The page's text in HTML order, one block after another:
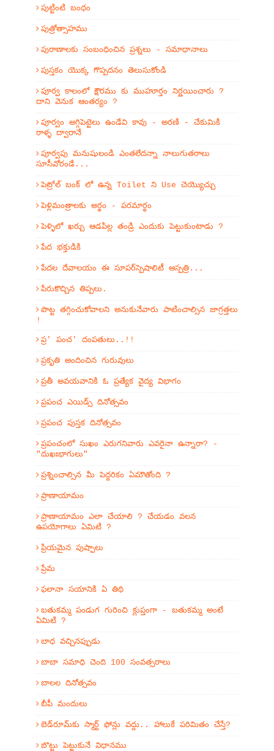
పుట్టింటి బంధం
పుత్రోత్సాహము
పురాణాలకు సంబంధించిన ప్రశ్నలు - సమాధానాలు
పుస్తకం యొక్క గొప్పదనం తెలుసుకోండి
పూర్వ కాలంలో క్షౌరము కు ముహూర్తం నిర్ణయించారు ?
దాని వెనుక ఆంతర్యం ?
పూర్వం అగ్గిపెట్టెలు ఉండేవి కావు - అరణి - చేకుమికి
రాళ్ళ ద్వారానే
పూర్వపు మనుషులండి ఎంతలేదన్నా నాలుగుతరాలు
సూసీవోరండే...
పెట్రోల్ బంక్ లో ఉన్న Toilet ని Use చెయ్యొచ్చు
పెళ్లిమంత్రాలకు అర్థం - పరమార్థం
పెళ్ళిలో ఖర్చు ఆడపిల్ల తండ్రి ఎందుకు పెట్టుకుంటాడు ?
పేద భక్తుడికి
పేదల దేవాలయం ఈ సూపర్‌స్పెషాలిటీ ఆస్పత్రి...
పేరుకొచ్చిన తిప్పలు.
పొట్ట తగ్గించుకోవాలని అనుకునేవారు పాటించాల్సిన జాగ్రత్తలు
!
ప్ర' పంచ' దంపతులు..!!
ప్రకృతి అందించిన గురువులు
ప్రతీ అవయవానికి ఓ ప్రత్యేక వైద్య విభాగం
ప్రపంచ ఎయిడ్స్ దినోత్సవం
ప్రపంచ పుస్తక దినోత్సవం
ప్రపంచంలో సుఖం ఎరుగనివారు ఎవరైనా ఉన్నారా? -
"దుఖఃభాగులు"
ప్రశ్నించాల్సిన మీ పెద్దరికం ఏమౌతోంది ?
ప్రాణాయామం
ప్రాణాయామం ఎలా చేయాలి ? చేయడం వలన
ఉపయోగాలు ఏమిటి ?
ప్రియమైన పుష్పాలు
ప్రేమ
ఫలానా సయానికి ఏ తిథి
బతుకమ్మ పండుగ గురించి క్లుప్తంగా - బతుకమ్మ అంటే
ఏమిటి ?
బాధ వచ్చినప్పుడు
బాబా సమాధి చెంది 100 సంవత్సరాలు
బాలల దినోత్సవం
బీపీ మందులు
బెడ్‌రూమ్‌కు స్మార్ట్ ఫోన్లు వద్దు.. హాలుకే పరిమితం చేస్తే?
బొట్టు పెట్టుకునే విధానము